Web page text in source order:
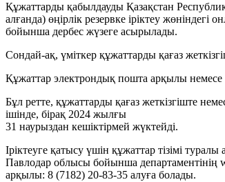
Құжаттарды қабылдауды Қазақстан
алғанда) өңірлік резервке іріктеу
бойынша дербес жүзеге асырылады.
Сондай-ақ, үміткер құжаттарды қағаз
Құжаттар электрондық пошта арқылы
Бұл ретте, құжаттарды қағаз жеткізгіште
ішінде, бірақ 2024 жылғы
31 наурыздан кешіктірмей жүктейді.
Іріктеуге қатысу үшін құжаттар тізімі
Павлодар облысы бойынша департаментінің
арқылы: 8 (7182) 20-83-35 алуға болады.